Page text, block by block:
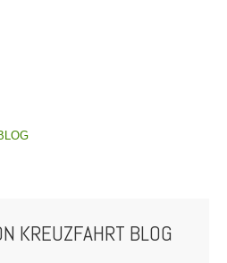
KREUZFAHRT BLOG